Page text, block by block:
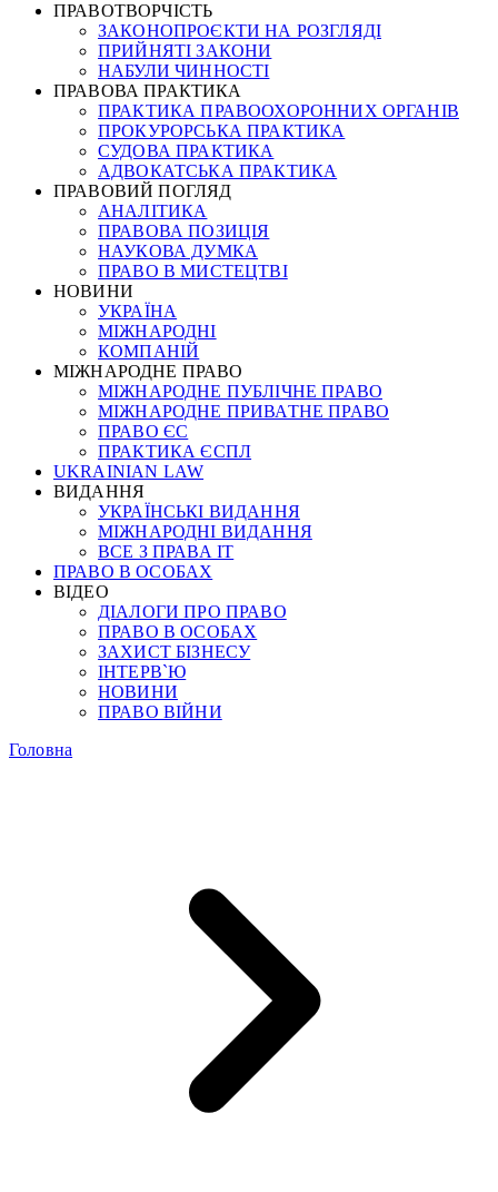
ПРАВОТВОРЧІСТЬ
ЗАКОНОПРОЄКТИ НА РОЗГЛЯДІ
ПРИЙНЯТІ ЗАКОНИ
НАБУЛИ ЧИННОСТІ
ПРАВОВА ПРАКТИКА
ПРАКТИКА ПРАВООХОРОННИХ ОРГАНІВ
ПРОКУРОРСЬКА ПРАКТИКА
СУДОВА ПРАКТИКА
АДВОКАТСЬКА ПРАКТИКА
ПРАВОВИЙ ПОГЛЯД
АНАЛІТИКА
ПРАВОВА ПОЗИЦІЯ
НАУКОВА ДУМКА
ПРАВО В МИСТЕЦТВІ
НОВИНИ
УКРАЇНА
МІЖНАРОДНІ
КОМПАНІЙ
МІЖНАРОДНЕ ПРАВО
МІЖНАРОДНЕ ПУБЛІЧНЕ ПРАВО
МІЖНАРОДНЕ ПРИВАТНЕ ПРАВО
ПРАВО ЄС
ПРАКТИКА ЄСПЛ
UKRAINIAN LAW
ВИДАННЯ
УКРАЇНСЬКІ ВИДАННЯ
МІЖНАРОДНІ ВИДАННЯ
ВСЕ З ПРАВА ІТ
ПРАВО В ОСОБАХ
ВІДЕО
ДІАЛОГИ ПРО ПРАВО
ПРАВО В ОСОБАХ
ЗАХИСТ БІЗНЕСУ
ІНТЕРВ`Ю
НОВИНИ
ПРАВО ВІЙНИ
Головна